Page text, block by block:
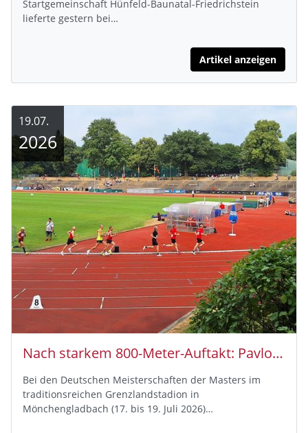
Startgemeinschaft Hünfeld-Baunatal-Friedrichstein
lieferte gestern bei…
Artikel anzeigen
Nach starkem 800-Meter-Auftakt: Pavlos Lampropoulos wird zweifacher Top-15-Finisher bei der DM
Bei den Deutschen Meisterschaften der Masters im
traditionsreichen Grenzlandstadion in
Mönchengladbach (17. bis 19. Juli 2026)…
19.07.
2026